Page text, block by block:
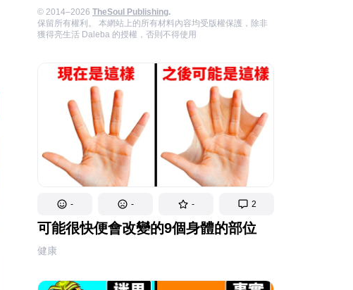
© 2014–2026 TheSoul Publishing.
保留所有權利。 本網站上的所有材料內容均受版權保護，除非
獲得亮生活 Daleba 的授權，否則不得使用
- - - 2
可能很快便會改變的9個身體的部位
健康